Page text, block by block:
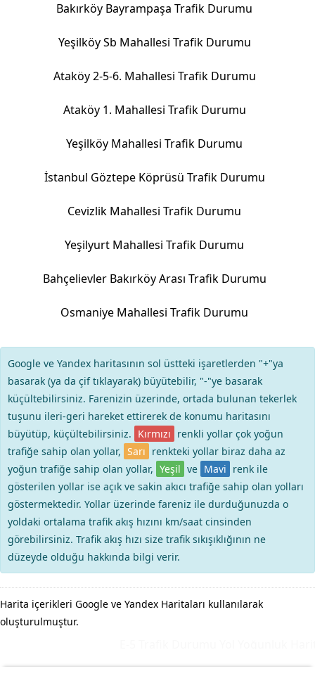
Bakırköy Bayrampaşa Trafik Durumu
Yeşilköy Sb Mahallesi Trafik Durumu
Ataköy 2-5-6. Mahallesi Trafik Durumu
Ataköy 1. Mahallesi Trafik Durumu
Yeşilköy Mahallesi Trafik Durumu
İstanbul Göztepe Köprüsü Trafik Durumu
Cevizlik Mahallesi Trafik Durumu
Yeşilyurt Mahallesi Trafik Durumu
Bahçelievler Bakırköy Arası Trafik Durumu
Osmaniye Mahallesi Trafik Durumu
Google ve Yandex haritasının sol üstteki işaretlerden "+"ya
basarak (ya da çif tıklayarak) büyütebilir, "-"ye basarak
küçültebilirsiniz. Farenizin üzerinde, ortada bulunan tekerlek
tuşunu ileri-geri hareket ettirerek de konumu haritasını
büyütüp, küçültebilirsiniz. Kırmızı renkli yollar çok yoğun
trafiğe sahip olan yollar, Sarı renkteki yollar biraz daha az
yoğun trafiğe sahip olan yollar, Yeşil ve Mavi renk ile
gösterilen yollar ise açık ve sakin akıcı trafiğe sahip olan yolları
göstermektedir. Yollar üzerinde fareniz ile durduğunuzda o
yoldaki ortalama trafik akış hızını km/saat cinsinden
görebilirsiniz. Trafik akış hızı size trafik sıkışıklığının ne
düzeyde olduğu hakkında bilgi verir.
Harita içerikleri Google ve Yandex Haritaları kullanılarak
oluşturulmuştur.